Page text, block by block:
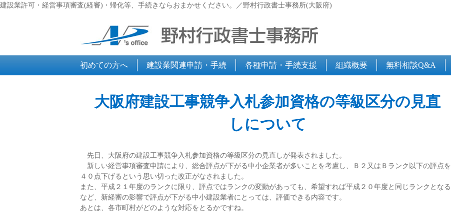
建設業許可・経営事項審査(経審)・帰化等、手続きならおまかせください。／野村行政書士事務所(大阪府)
初めての方へ 建設業関連申請・手続 各種申請・手続支援 組織概要 無料相談Q&A
大阪府建設工事競争入札参加資格の等級区分の見直
しについて
先日、大阪府の建設工事競争入札参加資格の等級区分の見直しが発表されました。
新しい経営事項審査申請により、総合評点が下がる中小企業者が多いことを考慮し、Ｂ２又はＢランク以下の評点を
４０点下げるという思い切った改正がなされました。
また、平成２１年度のランクに限り、評点ではランクの変動があっても、希望すれば平成２０年度と同じランクとなる
など、新経審の影響で評点が下がる中小建設業者にとっては、評価できる内容です。
あとは、各市町村がどのような対応をとるかですね。